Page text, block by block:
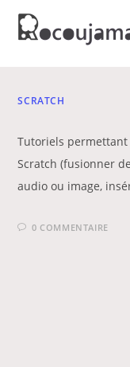
Skip
SCRATCH
Tutoriels
Scratch (fusionner
audio ou image,
0 COMMENTAIRE